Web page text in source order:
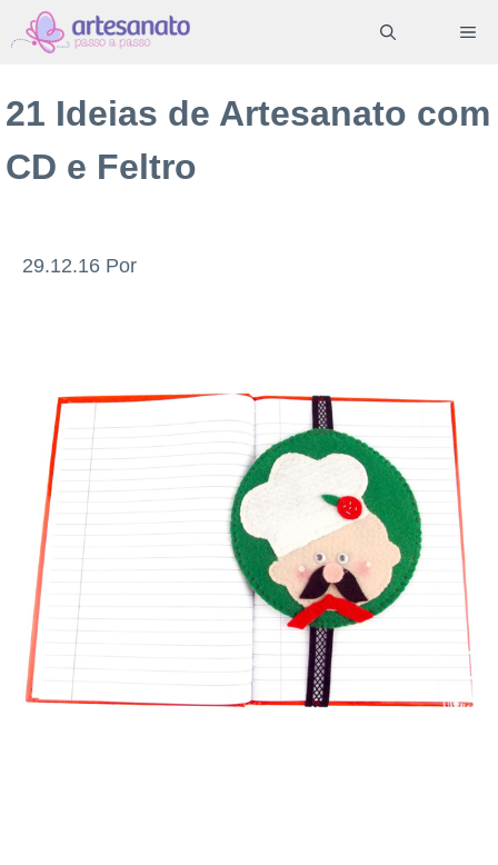
Pular
para
conteúdo
21 Ideias de Artesanato com
CD e Feltro
29.12.16 Por